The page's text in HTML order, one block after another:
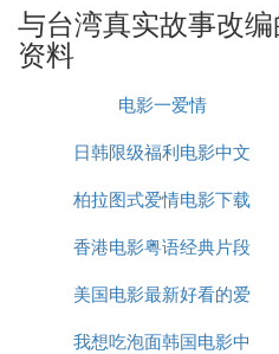
与台湾真实故事改
资料
电影一爱情
日韩限级福利电影中文
字幕
柏拉图式爱情电影下载
香港电影粤语经典片段
美国电影最新好看的爱
情电影
我想吃泡面韩国电影中